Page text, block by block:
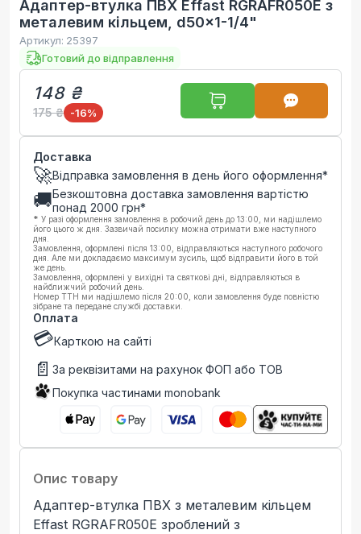
Адаптер-втулка ПВХ Effast RGRAFR050E з
металевим кільцем, d50x1-1/4"
Артикул: 25397
Готовий до відправлення
148 ₴
175 ₴ -16%
Доставка
🚀Відправка замовлення в день його оформлення*
🚚Безкоштовна доставка замовлення вартістю
понад 2000 грн*
* У разі оформлення замовлення в робочий день до 13:00, ми надішлемо
його цього ж дня. Зазвичай посилку можна отримати вже наступного
дня.
Замовлення, оформлені після 13:00, відправляються наступного робочого
дня. Але ми докладаємо максимум зусиль, щоб відправити його в той
же день.
Замовлення, оформлені у вихідні та святкові дні, відправляються в
найближчий робочий день.
Номер ТТН ми надішлемо після 20:00, коли замовлення буде повністю
зібране та передане службі доставки.
Оплата
💳Карткою на сайті
📄 За реквізитами на рахунок ФОП або ТОВ
Покупка частинами monobank
Опис товару
Адаптер-втулка ПВХ з металевим кільцем
Effast RGRAFR050E зроблений з